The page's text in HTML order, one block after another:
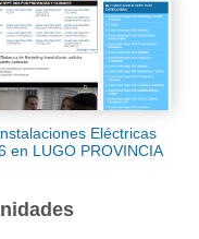
Eléctricas
en LUGO PROVINCIA